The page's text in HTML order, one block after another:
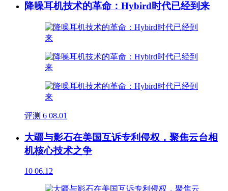
降噪耳机技术的革命：Hybird时代已经到来
评测 6 08.01
大疆与影石在美国互诉专利侵权，聚焦云台相
机核心技术之争
10 06.12